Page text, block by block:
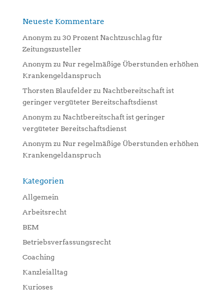
Neueste Kommentare
Anonym zu 30 Prozent Nachtzuschlag für
Zeitungszusteller
Anonym zu Nur regelmäßige Überstunden erhöhen
Krankengeldanspruch
Thorsten Blaufelder zu Nachtbereitschaft ist
geringer vergüteter Bereitschaftsdienst
Anonym zu Nachtbereitschaft ist geringer
vergüteter Bereitschaftsdienst
Anonym zu Nur regelmäßige Überstunden erhöhen
Krankengeldanspruch
Kategorien
Allgemein
Arbeitsrecht
BEM
Betriebsverfassungsrecht
Coaching
Kanzleialltag
Kurioses